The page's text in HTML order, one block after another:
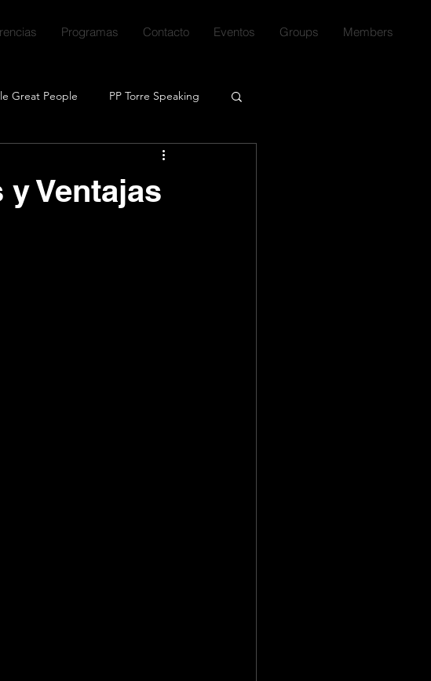
Programas Contacto Eventos Groups Members
Great People PP Torre Speaking
y Ventajas